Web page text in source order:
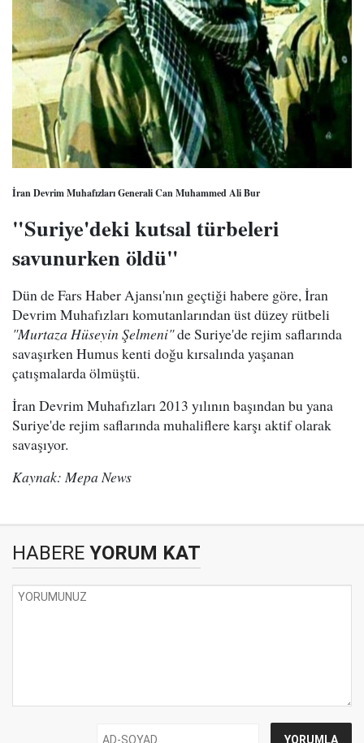
İran Devrim Muhafızları Generali Can Muhammed Ali Bur
"Suriye'deki kutsal türbeleri
savunurken öldü"
Dün de Fars Haber Ajansı'nın geçtiği habere göre, İran
Devrim Muhafızları komutanlarından üst düzey rütbeli
"Murtaza Hüseyin Şelmeni"de Suriye'de rejim saflarında
savaşırken Humus kenti doğu kırsalında yaşanan
çatışmalarda ölmüştü.
İran Devrim Muhafızları 2013 yılının başından bu yana
Suriye'de rejim saflarında muhaliflere karşı aktif olarak
savaşıyor.
Kaynak: Mepa News
HABERE YORUM KAT